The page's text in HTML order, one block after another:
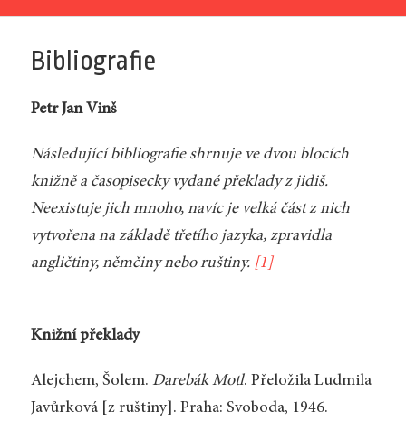
Bibliografie
Petr Jan Vinš
Následující bibliografie shrnuje ve dvou blocích
knižně a časopisecky vydané překlady z jidiš.
Neexistuje jich mnoho, navíc je velká část z nich
vytvořena na základě třetího jazyka, zpravidla
angličtiny, němčiny nebo ruštiny. [1]
Knižní překlady
Alejchem, Šolem. Darebák Motl. Přeložila Ludmila
Javůrková [z ruštiny]. Praha: Svoboda, 1946.